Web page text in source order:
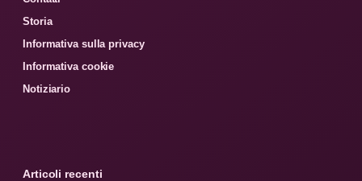
Storia
Informativa sulla privacy
Informativa cookie
Notiziario
Articoli recenti